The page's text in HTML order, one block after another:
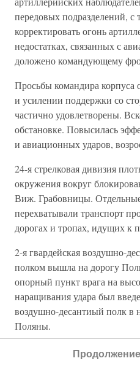
передовых подразделений,
корректировать огонь
недостатках, связанных с
доложено командующему
Просьбы командира корпуса
и усилении поддержки со
частично удовлетворены.
обстановке. Повысилась
и авиационных ударов,
24-я стрелковая дивизия
окружения вокруг
Виж. Грабовницы.
перехватывали транспорт
дорогах и тропах, идущих к
2-я гвардейская воздушно-
полком вышла на дорогу
опорный пункт врага на
наращивания удара был
воздушно-десантиый полк в
Поляны.
5-й гвардейский воздушно-